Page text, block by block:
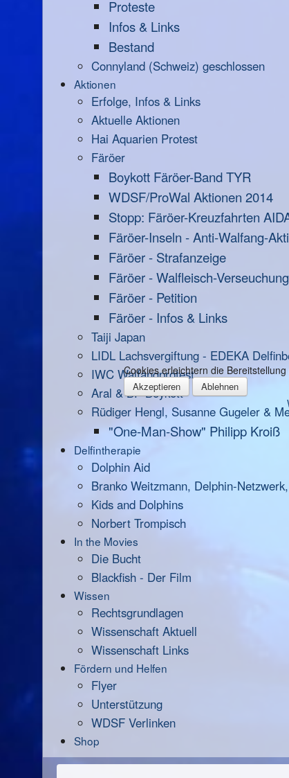
Proteste
Infos & Links
Bestand
Connyland (Schweiz) geschlossen
Aktionen
Erfolge, Infos & Links
Aktuelle Aktionen
Hai Aquarien Protest
Färöer
Boykott Färöer-Band TYR
WDSF/ProWal Aktionen 2014
Stopp: Färöer-Kreuzfahrten
Färöer-Inseln - Anti-Walfang-
Färöer - Strafanzeige
Färöer - Walfleisch-Verseuchung
Färöer - Petition
Färöer - Infos & Links
Taiji Japan
LIDL Lachsvergiftung - EDEKA
IWC Walfangprotest
Aral & BP Boykott
Rüdiger Hengl, Susanne Gugeler &
"One-Man-Show" Philipp Kroiß
Delfintherapie
Dolphin Aid
Branko Weitzmann, Delphin-
Kids and Dolphins
Norbert Trompisch
In the Movies
Die Bucht
Blackfish - Der Film
Wissen
Rechtsgrundlagen
Wissenschaft Aktuell
Wissenschaft Links
Fördern und Helfen
Flyer
Unterstützung
WDSF Verlinken
Shop
Cookies erleichtern die
Akzeptieren Ablehnen